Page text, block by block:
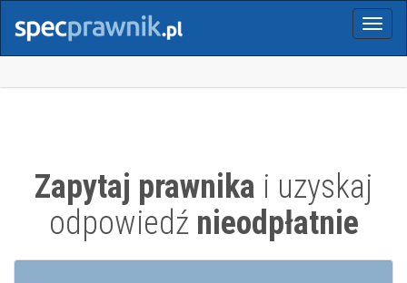
Menu
Zapytaj prawnika i uzyskaj
odpowiedźnieodpłatnie